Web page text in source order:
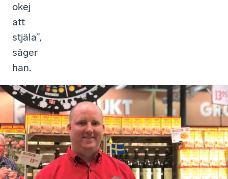
okej
att
stjäla”,
säger
han.